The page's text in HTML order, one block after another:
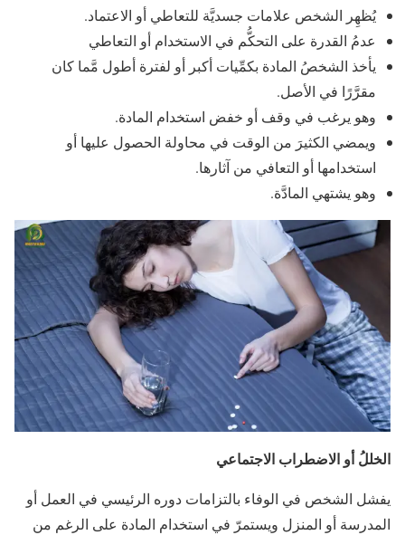
يُظهِر الشخص علامات جسديَّة للتعاطي أو الاعتماد.
عدمُ القدرة على التحكُّم في الاستخدام أو التعاطي
يأخذ الشخصُ المادة بكمِّيات أكبر أو لفترة أطول مَّما كان
مقرَّرًا في الأصل.
وهو يرغب في وقف أو خفض استخدام المادة.
ويمضي الكثيرَ من الوقت في محاولة الحصول عليها أو
استخدامها أو التعافي من آثارها.
وهو يشتهي المادَّة.
الخللُ أو الاضطراب الاجتماعي
يفشل الشخص في الوفاء بالتزامات دوره الرئيسي في العمل أو
المدرسة أو المنزل ويستمرّ في استخدام المادة على الرغم من